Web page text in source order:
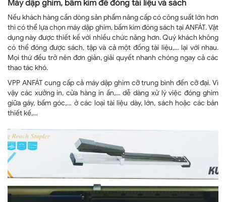
Máy dập ghim, bấm kim để đóng tài liệu và sách
Nếu khách hàng cần dòng sản phẩm nâng cấp có công suất lớn hơn
thì có thể lựa chọn máy dập ghim, bấm kim đóng sách tại ANFÁT. Vật
dụng này được thiết kế với nhiều chức năng hơn. Quý khách không
có thể đóng được sách, tập và cả một đống tài liệu,… lại với nhau.
Mọi thứ đều trở nên đơn giản, giải quyết nhanh chóng ngay cả các
thao tác khó.
VPP ANFÁT cung cấp cả máy dập ghim cỡ trung bình đến cỡ đại. Vì
vậy các xưởng in, cửa hàng in ấn,… dễ dàng xử lý việc đóng ghim
giữa gáy, bấm góc,… ở các loại tài liệu dày, lớn, sách hoặc các bản
thiết kế,…